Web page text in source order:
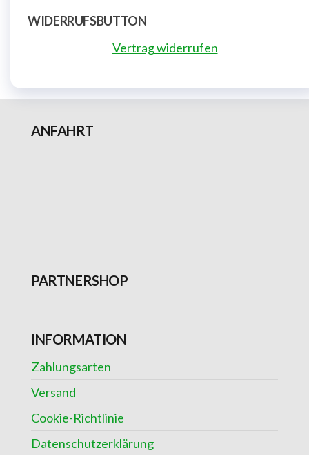
WIDERRUFSBUTTON
Vertrag widerrufen
ANFAHRT
PARTNERSHOP
INFORMATION
Zahlungsarten
Versand
Cookie-Richtlinie
Datenschutzerklärung